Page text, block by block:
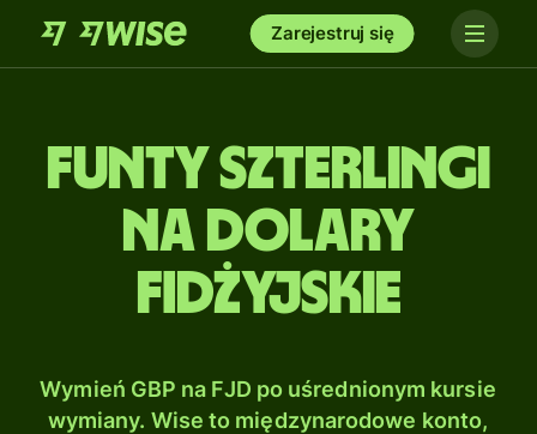
Zarejestruj się
Funty szterlingi
na Dolary
fidżyjskie
Wymień GBP na FJD po uśrednionym kursie
wymiany. Wise to międzynarodowe konto,